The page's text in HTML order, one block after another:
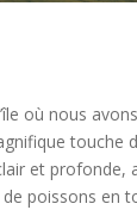
où nous
touche
et profonde,
poissons en